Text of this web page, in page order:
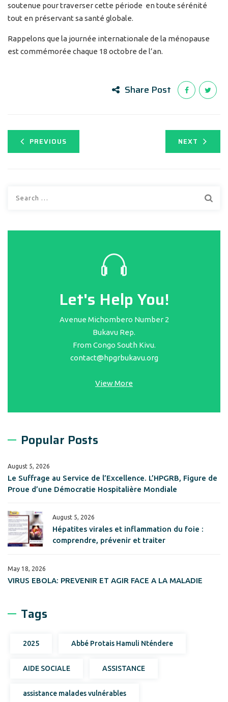
soutenue pour traverser cette période en toute sérénité
tout en préservant sa santé globale.
Rappelons que la journée internationale de la ménopause
est commémorée chaque 18 octobre de l’an.
Share Post
PREVIOUS NEXT
Let's Help You!
Avenue Michombero Number 2
Bukavu Rep.
From Congo South Kivu.
contact@hpgrbukavu.org
View More
Popular Posts
August 5, 2026
Le Suffrage au Service de l’Excellence. L’HPGRB, Figure de
Proue d’une Démocratie Hospitalière Mondiale
August 5, 2026
Hépatites virales et inflammation du foie :
comprendre, prévenir et traiter
May 18, 2026
VIRUS EBOLA: PREVENIR ET AGIR FACE A LA MALADIE
Tags
2025 Abbé Protais Hamuli Nténdere
AIDE SOCIALE ASSISTANCE
assistance malades vulnérables